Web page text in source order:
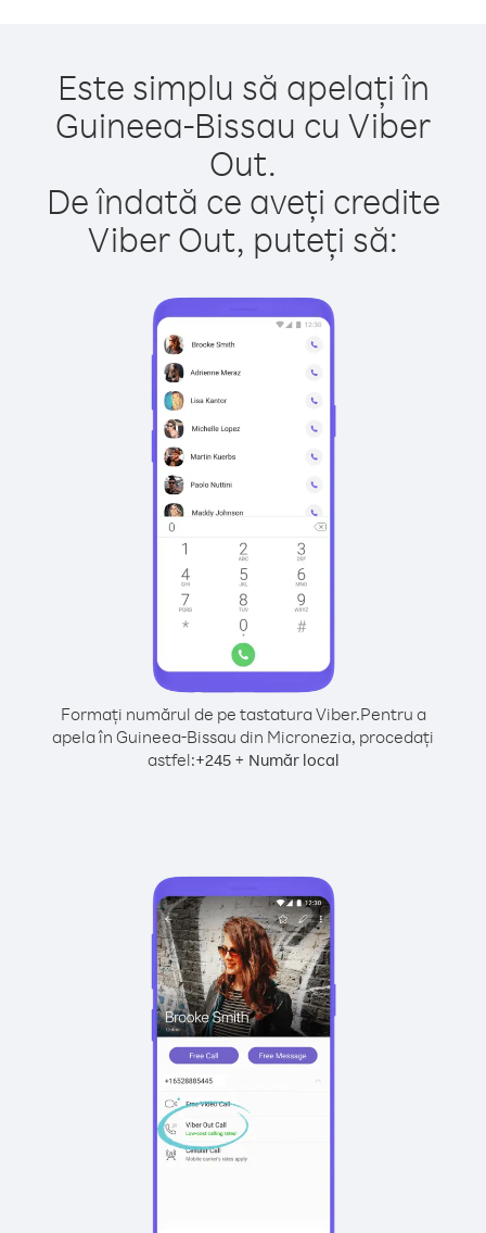
Este simplu să apelați în
Guineea-Bissau cu Viber
Out.
De îndată ce aveți credite
Viber Out, puteți să:
Formați numărul de pe tastatura Viber.Pentru a
apela în Guineea-Bissau din Micronezia, procedați
astfel:+245+ Număr local